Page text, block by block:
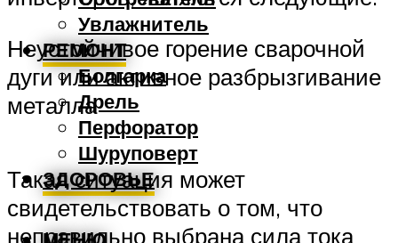
Увлажнитель
РЕМОНТ
Болгарка
Дрель
Перфоратор
Шуруповерт
ЗДОРОВЬЕ
Неустойчивое горение сварочной
дуги или активное разбрызгивание
металла
Такая ситуация может
свидетельствовать о том, что
неправильно выбрана сила тока